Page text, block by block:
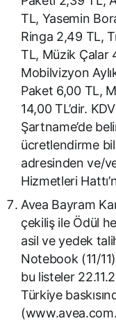
TL, Yasemin
Ringa 2,49 TL,
TL, Müzik Çalar
Mobilvizyon
Paket 6,00 TL,
14,00 TL’dir.
Şartname’de
ücretlendirme
adresinden ve/
Hizmetleri
Avea Bayram
çekiliş ile Ödül
asil ve yedek
Notebook (11/
bu listeler
Türkiye